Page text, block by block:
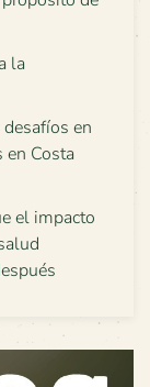
la
en
en Costa
el impacto